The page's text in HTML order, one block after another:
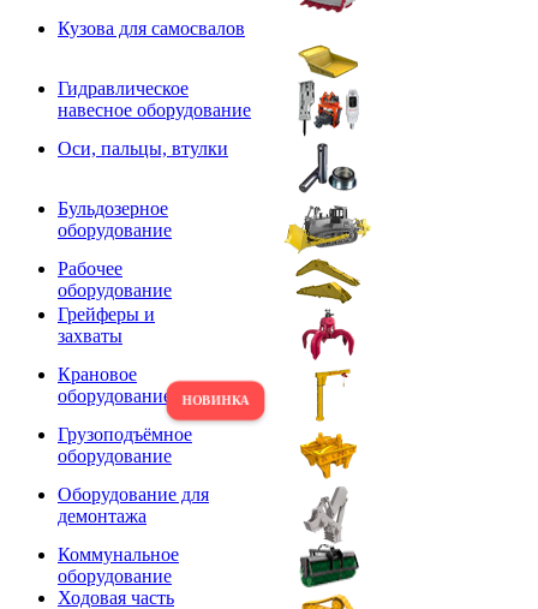
Кузова для самосвалов
Гидравлическое
навесное оборудование
Оси, пальцы, втулки
Бульдозерное
оборудование
Рабочее
оборудование
Грейферы и
захваты
Крановое
оборудование
Грузоподъёмное
оборудование
Оборудование для
демонтажа
Коммунальное
оборудование
Ходовая часть